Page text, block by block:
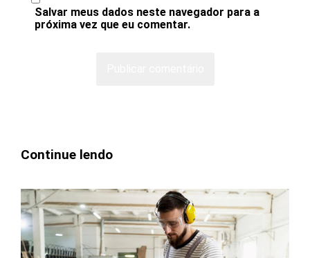
Salvar meus dados neste navegador para a
próxima vez que eu comentar.
Continue lendo